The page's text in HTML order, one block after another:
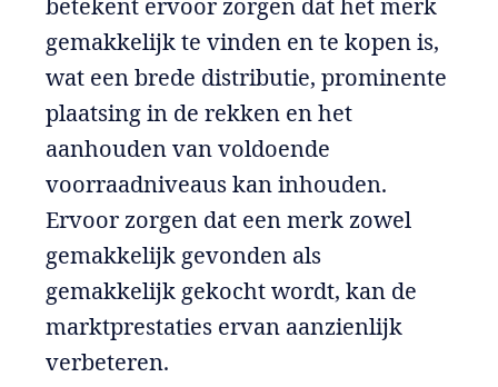
gemakkelijk te vinden en te kopen is,
wat een brede distributie, prominente
plaatsing in de rekken en het
aanhouden van voldoende
voorraadniveaus kan inhouden.
Ervoor zorgen dat een merk zowel
gemakkelijk gevonden als
gemakkelijk gekocht wordt, kan de
marktprestaties ervan aanzienlijk
verbeteren.